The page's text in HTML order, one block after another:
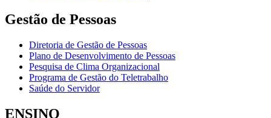
Gestão de Pessoas
Diretoria de Gestão de Pessoas
Plano de Desenvolvimento de Pessoas
Pesquisa de Clima Organizacional
Programa de Gestão do Teletrabalho
Saúde do Servidor
ENSINO